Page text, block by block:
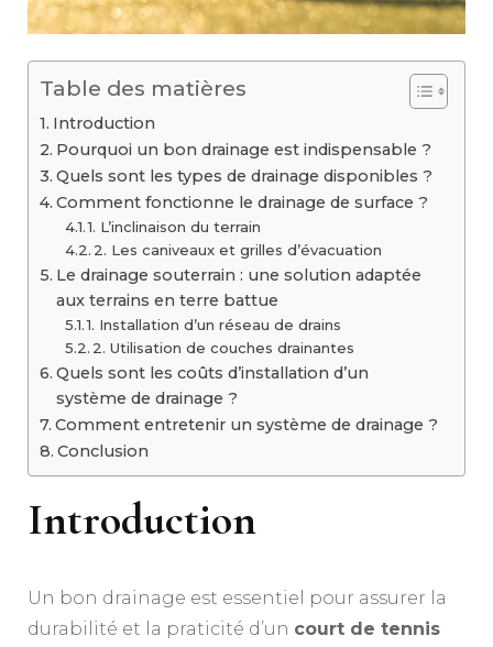
Table des matières
Introduction
Pourquoi un bon drainage est indispensable ?
Quels sont les types de drainage disponibles ?
Comment fonctionne le drainage de surface ?
1. L’inclinaison du terrain
2. Les caniveaux et grilles d’évacuation
Le drainage souterrain : une solution adaptée
aux terrains en terre battue
1. Installation d’un réseau de drains
2. Utilisation de couches drainantes
Quels sont les coûts d’installation d’un
système de drainage ?
Comment entretenir un système de drainage ?
Conclusion
Introduction
Un bon drainage est essentiel pour assurer la
durabilité et la praticité d’un court de tennis